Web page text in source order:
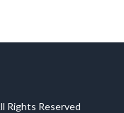
Rights Reserved